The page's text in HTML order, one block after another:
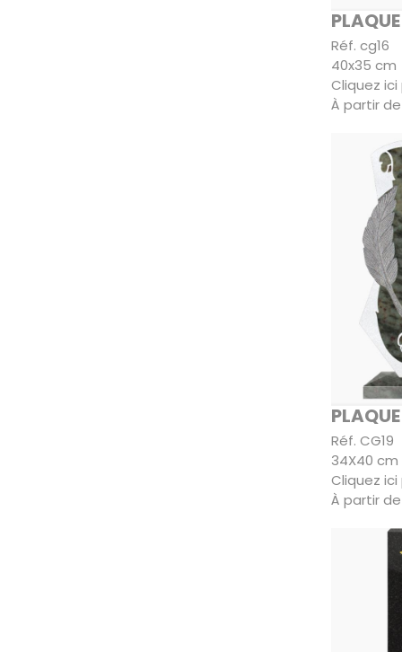
Réf. cg16
40x35 cm
Cliquez
À partir de
Réf. CG19
34X40 cm
Cliquez
À partir